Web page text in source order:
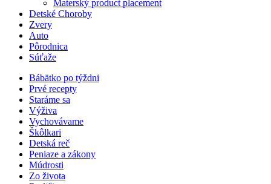
Materský product placement
Detské Choroby
Zvery
Auto
Pôrodnica
Súťaže
Bábätko po týždni
Prvé recepty
Staráme sa
Výživa
Vychovávame
Škôlkari
Detská reč
Peniaze a zákony
Múdrosti
Zo života